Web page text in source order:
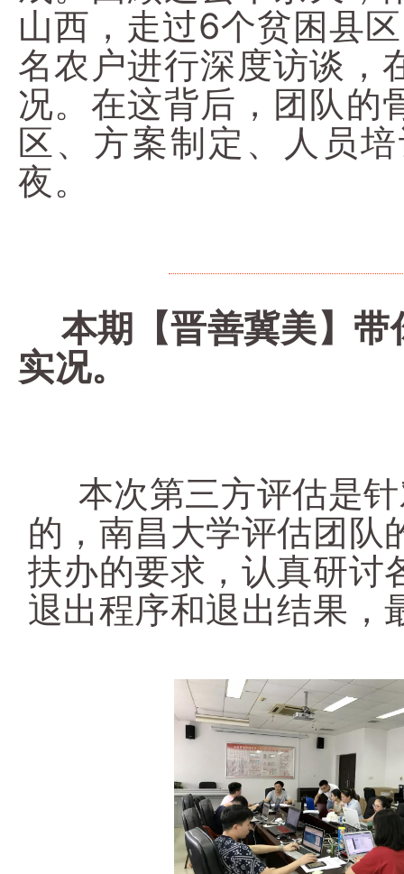
山西，走过6个贫困县
名农户进行深度访谈，
况。在这背后，团队的
区、方案制定、人员
夜。
本期【晋善冀美】带
实况。
本次第三方评估是针
的，南昌大学评估团队
扶办的要求，认真研讨
退出程序和退出结果，